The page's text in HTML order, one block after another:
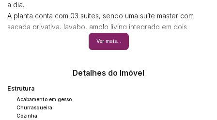
a dia.
A planta conta com 03 suítes, sendo uma suíte master com
sacada privativa, lavabo, amplo living integrado em dois
ambientes, cozinha com espaço gourmet, área de serviço
separada e 03 vagas de garagem.
piscina adulto com deck molhado, piscina infantil, academia,
carvão, sala de jogos, playground, brinquedoteca, espaço
zen e espaço pet.
Uma excelente opção para quem busca morar no centro, com
Ver mais...
Detalhes do Imóvel
Estrutura
Acabamento em gesso
Churrasqueira
Cozinha